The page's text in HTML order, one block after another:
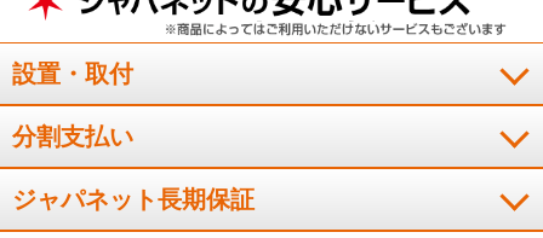
設置・取付
分割支払い
ジャパネット長期保証